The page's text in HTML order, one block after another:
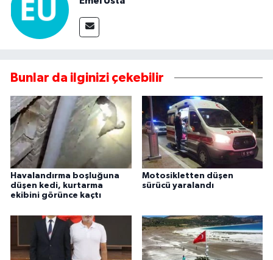
Bunlar da ilginizi çekebilir
Havalandırma boşluğuna
düşen kedi, kurtarma
ekibini görünce kaçtı
Motosikletten düşen
sürücü yaralandı